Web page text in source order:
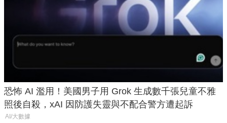
恐怖 AI 濫用！美國男子用 Grok 生成數千張兒童不雅
照後自殺，xAI 因防護失靈與不配合警方遭起訴
AI/大數據